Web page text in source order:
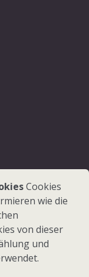
Cookies
wie die
von dieser
und